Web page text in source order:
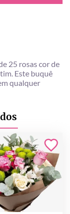
25 rosas cor de
Este buquê
qualquer